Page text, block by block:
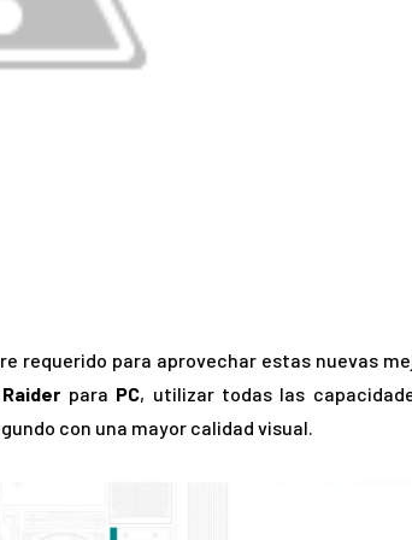
requerido para aprovechar estas nuevas
para PC, utilizar todas las
con una mayor calidad visual.